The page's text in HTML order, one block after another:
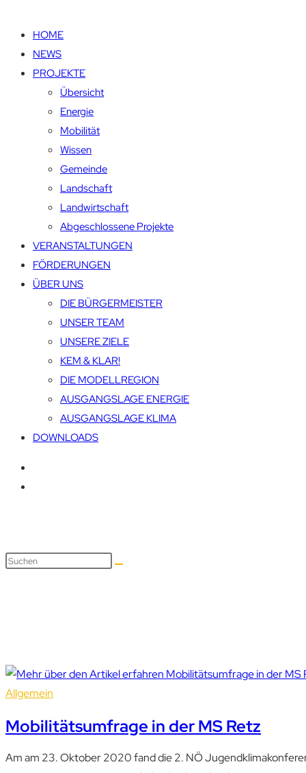
HOME
NEWS
PROJEKTE
Übersicht
Energie
Mobilität
Wissen
Gemeinde
Landschaft
Landwirtschaft
Abgeschlossene Projekte
VERANSTALTUNGEN
FÖRDERUNGEN
ÜBER UNS
DIE BÜRGERMEISTER
UNSER TEAM
UNSERE ZIELE
KEM & KLAR!
DIE MODELLREGION
AUSGANGSLAGE ENERGIE
AUSGANGSLAGE KLIMA
DOWNLOADS
Allgemein
Mobilitätsumfrage in der MS Retz
Am am 23. Oktober 2020 fand die 2. NÖ